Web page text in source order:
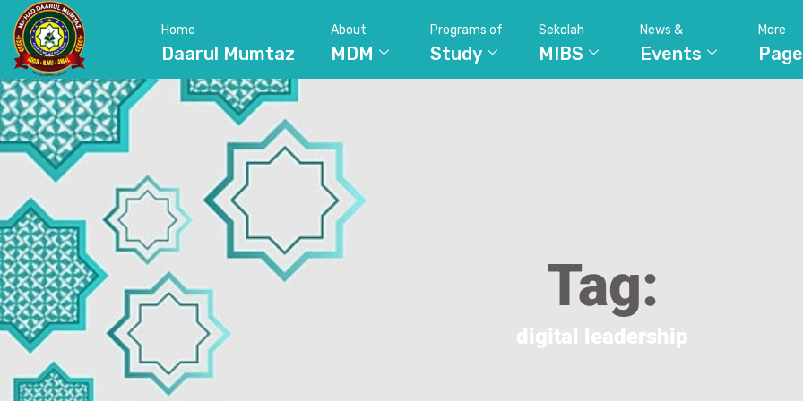
Home
Daarul Mumtaz
About
MDM
Programs of
Study
Sekolah
MIBS
News &
Events
More
Tag:
digital leadership